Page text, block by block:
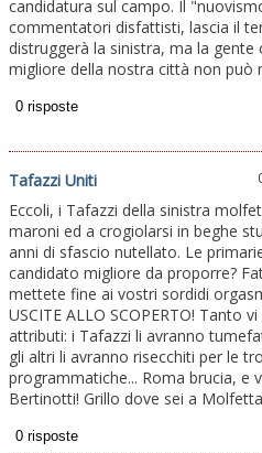
candidatura sul campo. Il
commentatori disfattisti, lascia il
distruggerà la sinistra, ma la
migliore della nostra città non può
Tafazzi Uniti
Eccoli, i Tafazzi della sinistra
maroni ed a crogiolarsi in beghe
anni di sfascio nutellato. Le
candidato migliore da proporre?
mettete fine ai vostri sordidi
USCITE ALLO SCOPERTO! Tanto
attributi: i Tafazzi li avranno
gli altri li avranno risecchiti per le
programmatiche... Roma brucia, e
Bertinotti! Grillo dove sei a